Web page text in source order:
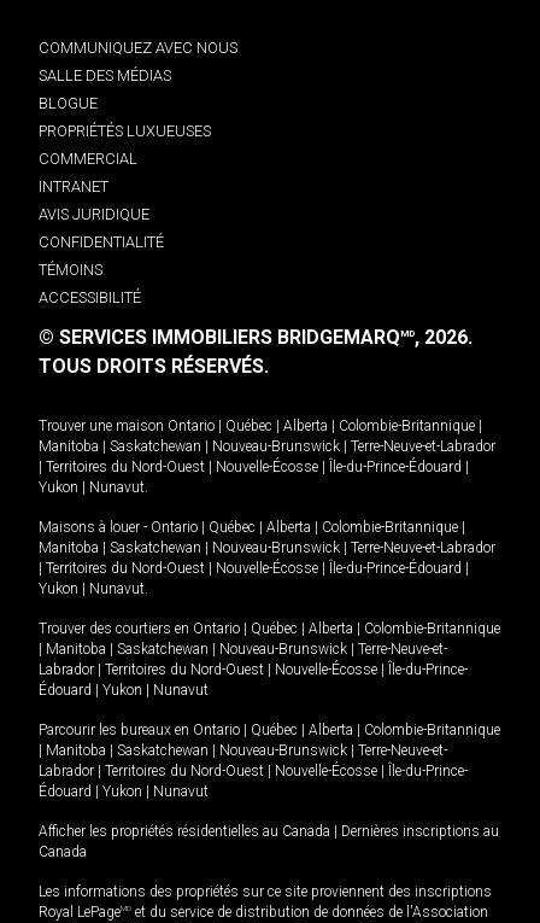
COMMUNIQUEZ AVEC NOUS
SALLE DES MÉDIAS
BLOGUE
PROPRIÉTÉS LUXUEUSES
COMMERCIAL
INTRANET
AVIS JURIDIQUE
CONFIDENTIALITÉ
TÉMOINS
ACCESSIBILITÉ
© SERVICES IMMOBILIERS BRIDGEMARQMD, 2026.
TOUS DROITS RÉSERVÉS.
Trouver une maison Ontario Québec Alberta Colombie-Britannique
Manitoba
Saskatchewan Nouveau-Brunswick
Terre-Neuve-et-Labrador
Territoires du Nord-Ouest Nouvelle-Écosse Île-du-Prince-Édouard
Yukon
Nunavut.
Maisons à louer - Ontario Québec Alberta Colombie-Britannique
Manitoba
Saskatchewan Nouveau-Brunswick
Terre-Neuve-et-Labrador
Territoires du Nord-Ouest Nouvelle-Écosse Île-du-Prince-Édouard
Yukon
Nunavut.
Trouver des courtiers en Ontario Québec Alberta
Colombie-Britannique
Manitoba Saskatchewan Nouveau-Brunswick
Terre-Neuve-et-
Labrador
Territoires du Nord-Ouest Nouvelle-Écosse
Île-du-Prince-
Édouard
Yukon Nunavut
Parcourir les bureaux en Ontario Québec Alberta
Colombie-Britannique
Manitoba Saskatchewan Nouveau-Brunswick
Terre-Neuve-et-
Labrador
Territoires du Nord-Ouest Nouvelle-Écosse
Île-du-Prince-
Édouard
Yukon Nunavut
Afficher les propriétés résidentielles au Canada
Dernières inscriptions au
Canada
Les informations des propriétés sur ce site proviennent des inscriptions
Royal LePageMD et du service de distribution de données de l'Association